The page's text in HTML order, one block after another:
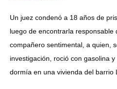
Un juez condenó a 18 años de
luego de encontrarla responsable
compañero sentimental, a quien,
investigación, roció con gasolina
dormía en una vivienda del barrio